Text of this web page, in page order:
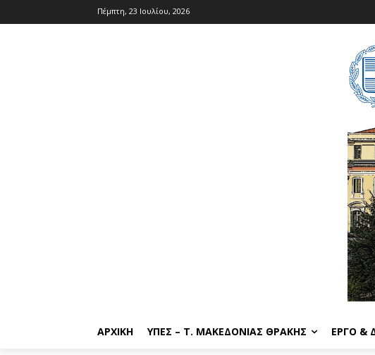
Πέμπτη, 23 Ιουλίου, 2026
ΑΡΧΙΚΉ ΥΠΕΣ – Τ. ΜΑΚΕΔΟΝΊΑΣ ΘΡΆΚΗΣ ΈΡΓΟ &